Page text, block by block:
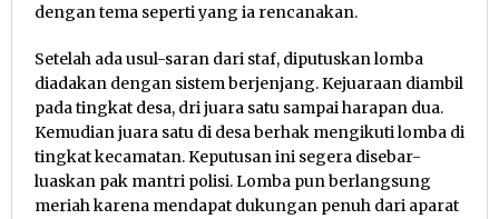
dengan tema seperti yang ia rencanakan.
Setelah ada usul-saran dari staf, diputuskan lomba
diadakan dengan sistem berjenjang. Kejuaraan diambil
pada tingkat desa, dri juara satu sampai harapan dua.
Kemudian juara satu di desa berhak mengikuti lomba di
tingkat kecamatan. Keputusan ini segera disebar-
luaskan pak mantri polisi. Lomba pun berlangsung
meriah karena mendapat dukungan penuh dari aparat